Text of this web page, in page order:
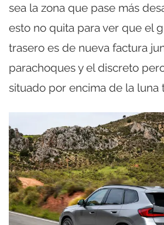
sea la zona que pase más
esto no quita para ver que el
trasero es de nueva factura
parachoques y el discreto
situado por encima de la luna